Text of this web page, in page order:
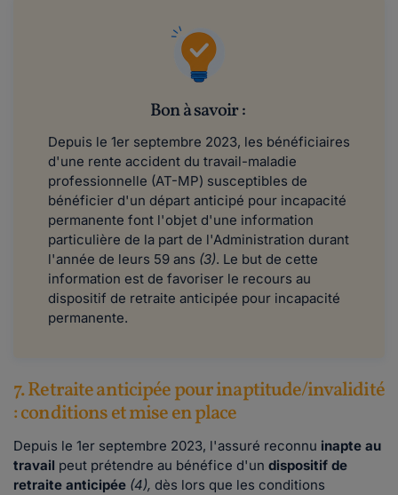
Bon à savoir :
Depuis le 1er septembre 2023, les bénéficiaires
d'une rente accident du travail-maladie
professionnelle (AT-MP) susceptibles de
bénéficier d'un départ anticipé pour incapacité
permanente font l'objet d'une information
particulière de la part de l'Administration durant
l'année de leurs 59 ans (3). Le but de cette
information est de favoriser le recours au
dispositif de retraite anticipée pour incapacité
permanente.
7. Retraite anticipée pour inaptitude/invalidité
: conditions et mise en place
Depuis le 1er septembre 2023, l'assuré reconnu inapte au
travail peut prétendre au bénéfice d'un dispositif de
retraite anticipée (4), dès lors que les conditions